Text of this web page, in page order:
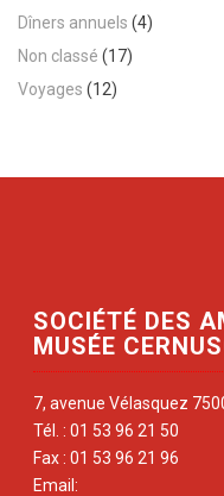
Dîners annuels (4)
Non classé (17)
Voyages (12)
SOCIÉTÉ DES
MUSÉE
7, avenue Vélasquez
Tél. : 01 53 96 21 50
Fax : 01 53 96 21 96
Email: